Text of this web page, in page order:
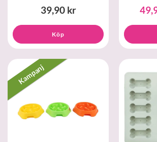
39,90 kr
Köp
Kampanj